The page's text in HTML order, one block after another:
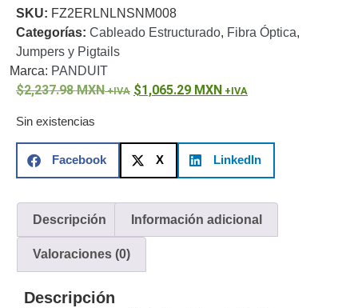
o
RefaccionesProbadores
de
VideoTransceptores
de Video
Conectores
Adaptador
a
y
VideoCable
ConectoresCables
CoaxialCategoría
SKU: FZ2ERLNLNSNM008
Categorías: Cableado Estructurado, Fibra Óptica,
Jumpers y Pigtails
Marca: PANDUIT
2,237.98MXN 1,065.29 MXN
Sin existencias
Facebook X LinkedIn
Descripción Información adicional
Valoraciones (0)
Descripción